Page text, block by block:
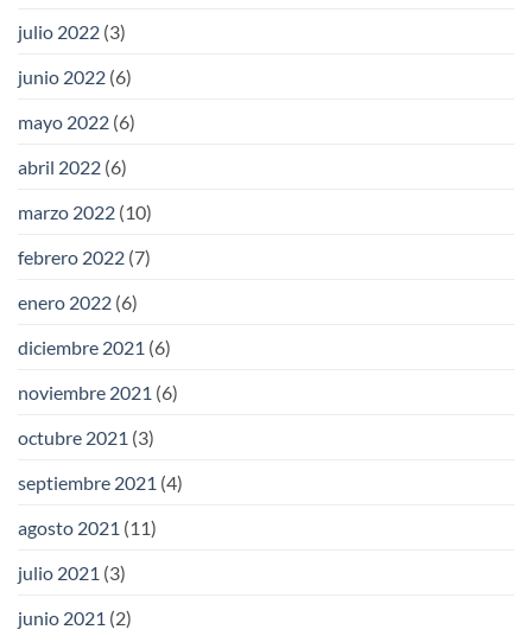
julio 2022 (3)
junio 2022 (6)
mayo 2022 (6)
abril 2022 (6)
marzo 2022 (10)
febrero 2022 (7)
enero 2022 (6)
diciembre 2021 (6)
noviembre 2021 (6)
octubre 2021 (3)
septiembre 2021 (4)
agosto 2021 (11)
julio 2021 (3)
junio 2021 (2)